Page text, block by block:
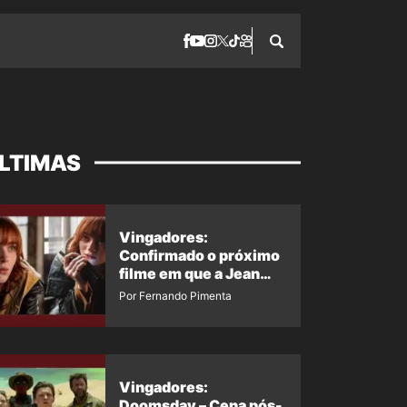
Vingadores:
Confirmado o próximo
filme em que a Jean
Grey irá aparecer
Por Fernando Pimenta
Vingadores: